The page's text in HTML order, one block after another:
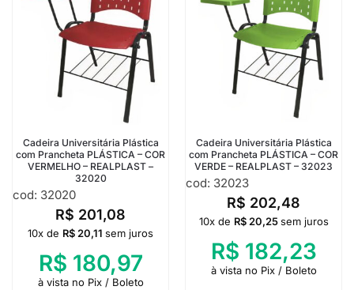
Cadeira Universitária Plástica
com Prancheta PLÁSTICA – COR
VERMELHO – REALPLAST –
32020
cod: 32020
R$ 201,08
10x de R$20,11 sem juros
R$ 180,97
à vista no Pix / Boleto
Cadeira Universitária Plástica
com Prancheta PLÁSTICA – COR
VERDE – REALPLAST – 32023
cod: 32023
R$ 202,48
10x de R$20,25 sem juros
R$ 182,23
à vista no Pix / Boleto